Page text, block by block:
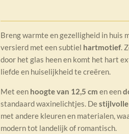
Breng warmte en gezelligheid in huis
versierd met een subtiel hartmotief.
door het glas heen en komt het hart
liefde en huiselijkheid te creëren.
Met een hoogte van 12,5 cm en een
standaard waxinelichtjes. De
met andere kleuren en materialen,
modern tot landelijk of romantisch.